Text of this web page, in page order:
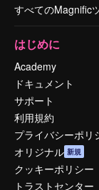
すべてのMagnific
はじめに
Academy
ドキュメント
サポート
利用規約
プライバシーポリ
オリジナル 新規
クッキーポリシー
トラストセンター